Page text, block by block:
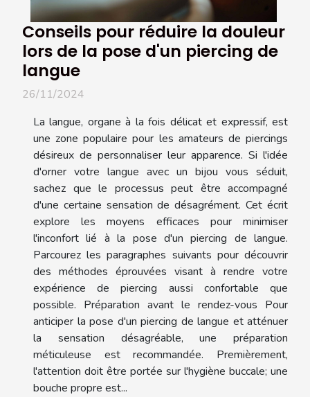
Conseils pour réduire la douleur
lors de la pose d'un piercing de
langue
26/11/2024
La langue, organe à la fois délicat et expressif, est
une zone populaire pour les amateurs de piercings
désireux de personnaliser leur apparence. Si l'idée
d'orner votre langue avec un bijou vous séduit,
sachez que le processus peut être accompagné
d'une certaine sensation de désagrément. Cet écrit
explore les moyens efficaces pour minimiser
l'inconfort lié à la pose d'un piercing de langue.
Parcourez les paragraphes suivants pour découvrir
des méthodes éprouvées visant à rendre votre
expérience de piercing aussi confortable que
possible. Préparation avant le rendez-vous Pour
anticiper la pose d'un piercing de langue et atténuer
la sensation désagréable, une préparation
méticuleuse est recommandée. Premièrement,
l'attention doit être portée sur l'hygiène buccale; une
bouche propre est...